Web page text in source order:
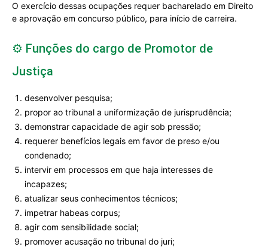
O exercício dessas ocupações requer bacharelado em Direito
e aprovação em concurso público, para início de carreira.
⚙️ Funções do cargo de Promotor de
Justiça
desenvolver pesquisa;
propor ao tribunal a uniformização de jurisprudência;
demonstrar capacidade de agir sob pressão;
requerer benefícios legais em favor de preso e/ou
condenado;
intervir em processos em que haja interesses de
incapazes;
atualizar seus conhecimentos técnicos;
impetrar habeas corpus;
agir com sensibilidade social;
promover acusação no tribunal do juri;